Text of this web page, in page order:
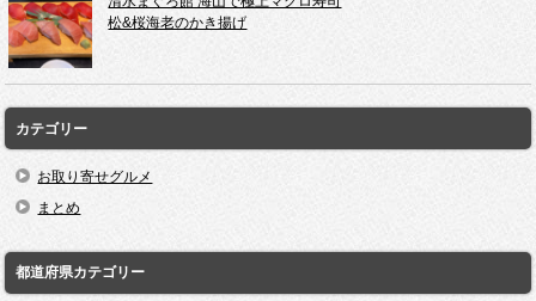
松&桜海老のかき揚げ
カテゴリー
お取り寄せグルメ
まとめ
都道府県カテゴリー